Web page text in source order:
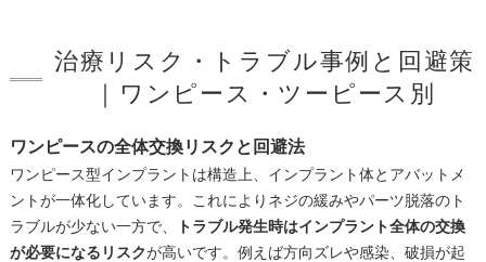
治療リスク・トラブル事例と回避策
｜ワンピース・ツーピース別
ワンピースの全体交換リスクと回避法
ワンピース型インプラントは構造上、インプラント体とアバットメ
ントが一体化しています。これによりネジの緩みやパーツ脱落のト
ラブルが少ない一方で、
トラブル発生時はインプラント全体の交換
が必要になるリスクが高いです。例えば方向ズレや感染、破損が起